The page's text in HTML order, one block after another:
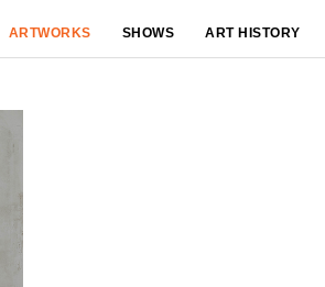
ARTWORKS SHOWS ART HISTORY